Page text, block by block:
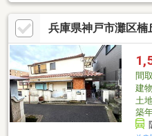
兵庫県神戸市灘区楠
間
建
土
築